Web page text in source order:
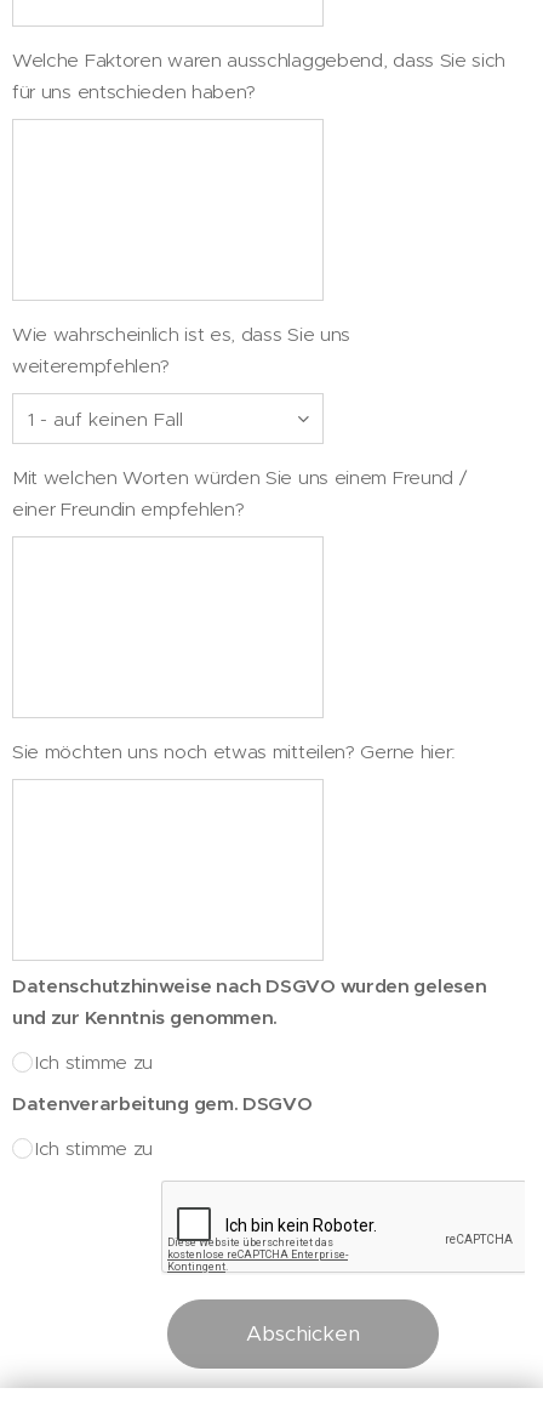
Welche Faktoren waren ausschlaggebend, dass Sie sich
für uns entschieden haben?
Wie wahrscheinlich ist es, dass Sie uns
weiterempfehlen?
Mit welchen Worten würden Sie uns einem Freund /
einer Freundin empfehlen?
Sie möchten uns noch etwas mitteilen? Gerne hier:
Datenschutzhinweise nach DSGVO wurden gelesen
und zur Kenntnis genommen.
Ich stimme zu
Datenverarbeitung gem. DSGVO
Ich stimme zu
Abschicken